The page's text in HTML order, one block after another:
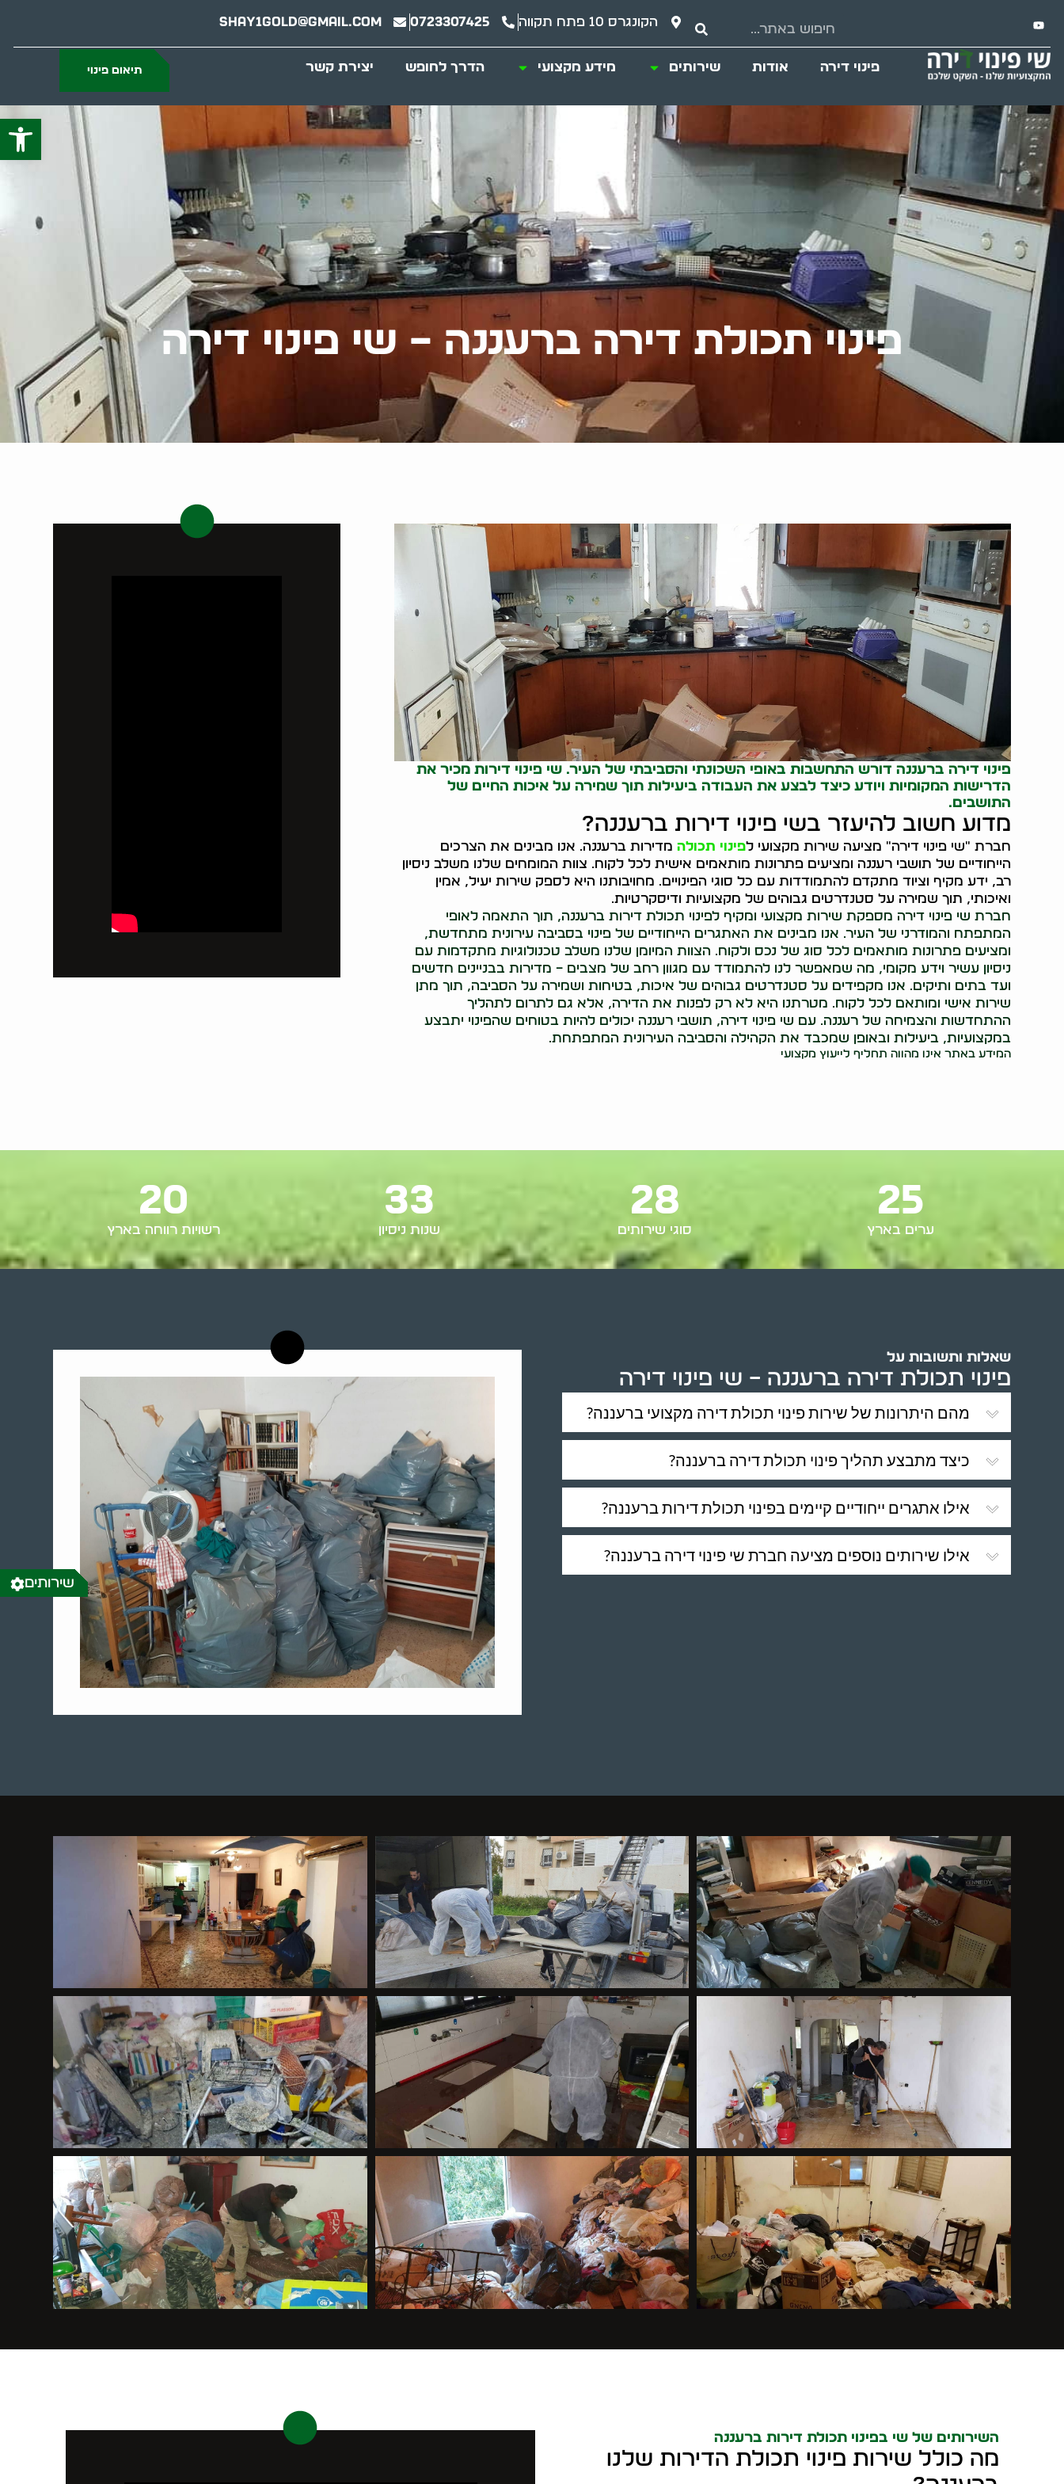
פתח
הקונגרס 10 פתח תקווה 0723307425
Shay1gold@gmail.com
פינוי דירה אודות שירותים מידע מקצועי הדרך לחופש יצירת קשר תיאום פינוי
פינוי תכולת דירה ברעננה – שי פינוי דירה
פינוי דירה ברעננה דורש התחשבות באופי השכונתי והסביבתי של העיר. שי פינוי דירות מכיר את
הדרישות המקומיות ויודע כיצד לבצע את העבודה ביעילות תוך שמירה על איכות החיים של
התושבים.
מדוע חשוב להיעזר בשי פינוי דירות ברעננה?
חברת "שי פינוי דירה" מציעה שירות מקצועי לפינוי תכולה מדירות ברעננה. אנו מבינים את הצרכים
הייחודיים של תושבי רעננה ומציעים פתרונות מותאמים אישית לכל לקוח. צוות המומחים שלנו משלב ניסיון
רב, ידע מקיף וציוד מתקדם להתמודדות עם כל סוגי הפינויים. מחויבותנו היא לספק שירות יעיל, אמין
ואיכותי, תוך שמירה על סטנדרטים גבוהים של מקצועיות ודיסקרטיות.
חברת שי פינוי דירה מספקת שירות מקצועי ומקיף לפינוי תכולת דירות ברעננה, תוך התאמה לאופי
המתפתח והמודרני של העיר. אנו מבינים את האתגרים הייחודיים של פינוי בסביבה עירונית מתחדשת,
ומציעים פתרונות מותאמים לכל סוג של נכס ולקוח. הצוות המיומן שלנו משלב טכנולוגיות מתקדמות עם
ניסיון עשיר וידע מקומי, מה שמאפשר לנו להתמודד עם מגוון רחב של מצבים – מדירות בבניינים חדשים
ועד בתים ותיקים. אנו מקפידים על סטנדרטים גבוהים של איכות, בטיחות ושמירה על הסביבה, תוך מתן
שירות אישי ומותאם לכל לקוח. מטרתנו היא לא רק לפנות את הדירה, אלא גם לתרום לתהליך
ההתחדשות והצמיחה של רעננה. עם שי פינוי דירה, תושבי רעננה יכולים להיות בטוחים שהפינוי יתבצע
במקצועיות, ביעילות ובאופן שמכבד את הקהילה והסביבה העירונית המתפתחת.
המידע באתר אינו מהווה תחליף לייעוץ מקצועי
ערים בארץ
25
סוגי שירותים
28
שנות ניסיון
33
רשויות רווחה בארץ
20
שאלות ותשובות על
פינוי תכולת דירה ברעננה – שי פינוי דירה
מהם היתרונות של שירות פינוי תכולת דירה מקצועי ברעננה?
כיצד מתבצע תהליך פינוי תכולת דירה ברעננה?
אילו אתגרים ייחודיים קיימים בפינוי תכולת דירות ברעננה?
אילו שירותים נוספים מציעה חברת שי פינוי דירה ברעננה?
השירותים של שי בפינוי תכולת דירות ברעננה
מה כולל שירות פינוי תכולת הדירות שלנו
שירותים